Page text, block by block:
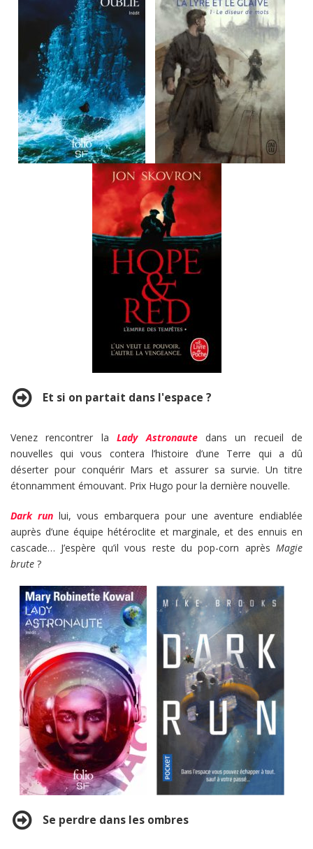
Et si on partait dans l'espace ?
Venez rencontrer laLady Astronautedans un recueil de
nouvelles qui vous contera l’histoire d’une Terre qui a dû
déserter pour conquérir Mars et assurer sa survie. Un titre
étonnamment émouvant. Prix Hugo pour la dernière nouvelle.
Dark run lui, vous embarquera pour une aventure endiablée
auprès d’une équipe hétéroclite et marginale, et des ennuis en
cascade… J’espère qu’il vous reste du pop-corn après Magie
brute ?
Se perdre dans les ombres